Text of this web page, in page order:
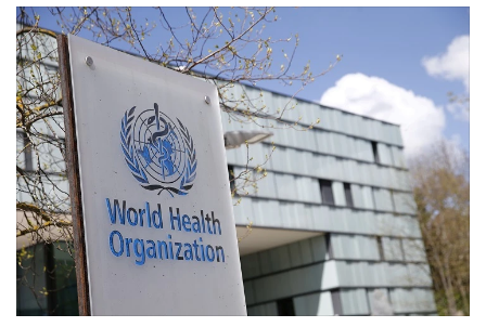
• Green Innovation & SD
• Management & HR
• MGR Live
• Infographic
• การเมือง
• ท่องเที่ยว
• กีฬา
• ต่างประเทศ
• Special Scoop
• เศรษฐกิจ-ธุรกิจ